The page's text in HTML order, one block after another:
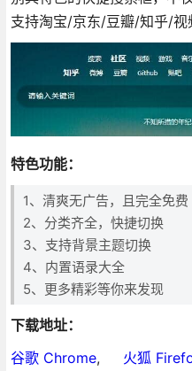
支持淘宝/京东/豆瓣/知乎/视
特色功能：
1、清爽无广告，且完全免费
2、分类齐全，快捷切换
3、支持背景主题切换
4、内置语录大全
5、更多精彩等你来发现
下载地址：
谷歌 Chrome, 火狐